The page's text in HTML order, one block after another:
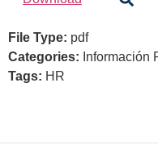
File Type: pdf
Categories: Información
Tags: HR